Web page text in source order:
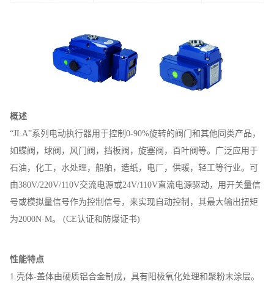
概述
“JLA”系列电动执行器用于控制0-90%旋转的阀门和其他同类产品，
如蝶阀，球阀，风门阀，挡板阀，旋塞阀，百叶阀等。广泛应用于
石油，化工，水处理，船舶，造纸，电厂，供暖，轻工等行业。可
由380V/220V/110V交流电源或24V/110V直流电源驱动，用开关量信
号或模拟量信号作为控制信号，来实现自动控制，其最大输出扭矩
为2000N·M。 (CE认证和防爆证书)
性能特点
1.壳体-盖体由硬质铝合金制成，具有阳极氧化处理和聚粉末涂层。